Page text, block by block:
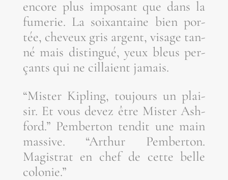
encore plus impo­sant que dans la
fume­rie. La soixan­taine bien por­
tée, che­veux gris argent, visage tan­
né mais dis­tin­gué, yeux bleus per­
çants qui ne cil­laient jamais.
“Mis­ter Kipling, tou­jours un plai­
sir. Et vous devez être Mis­ter Ash­
ford.” Pem­ber­ton ten­dit une main
mas­sive. “Arthur Pem­ber­ton.
Magis­trat en chef de cette belle
colonie.”